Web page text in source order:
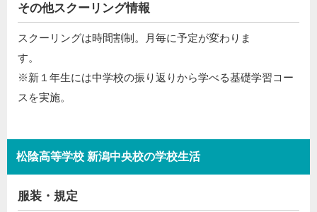
その他スクーリング情報
スクーリングは時間割制。月毎に予定が変わりま
す。
※新１年生には中学校の振り返りから学べる基礎学習コー
スを実施。
松陰高等学校 新潟中央校の学校生活
服装・規定